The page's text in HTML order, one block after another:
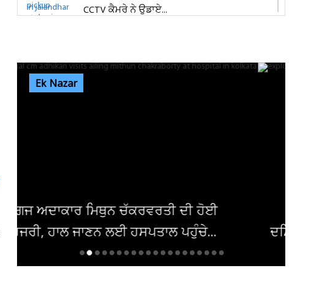
CCTV ਕੈਮਰੇ ਨੇ ਉਡਾਏ...
Ek Nazar
ਦਮਿਸ਼ਕ 'ਚ ਬੰਬ ਧਮਾਕਾ, 14 ਲੋਕ ਜ਼ਖਮੀ